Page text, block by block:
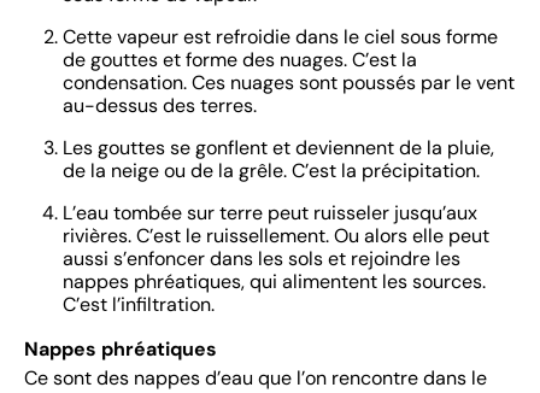
Cette vapeur est refroidie dans le ciel sous forme
de gouttes et forme des nuages. C’est la
condensation. Ces nuages sont poussés par le vent
au-dessus des terres.
Les gouttes se gonflent et deviennent de la pluie,
de la neige ou de la grêle. C’est la précipitation.
L’eau tombée sur terre peut ruisseler jusqu’aux
rivières. C’est le ruissellement. Ou alors elle peut
aussi s’enfoncer dans les sols et rejoindre les
nappes phréatiques, qui alimentent les sources.
C’est l’infiltration.
Nappes phréatiques
Ce sont des nappes d’eau que l’on rencontre dans le